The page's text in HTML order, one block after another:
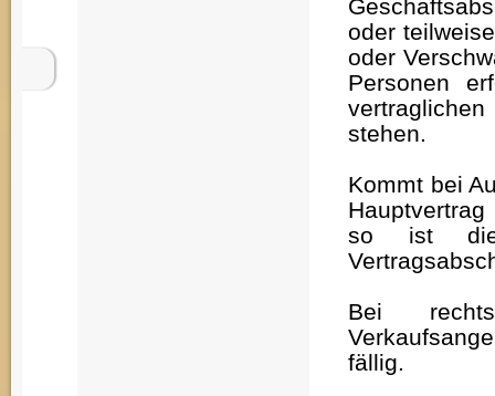
oder
oder
Personen
stehen.
Kommt bei
so ist die
Bei
fällig.